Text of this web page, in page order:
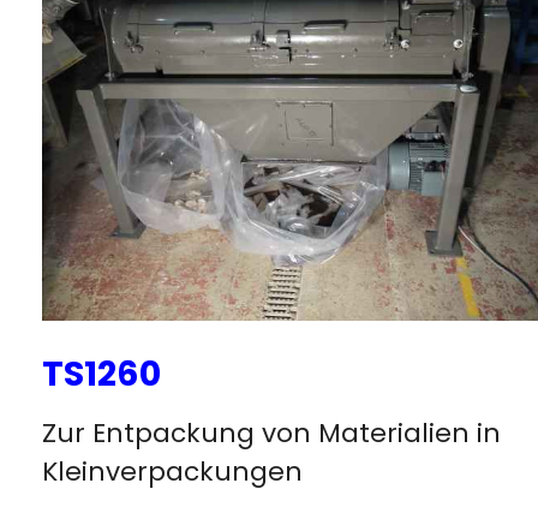
TS1260
Zur Entpackung von Materialien in
Kleinverpackungen